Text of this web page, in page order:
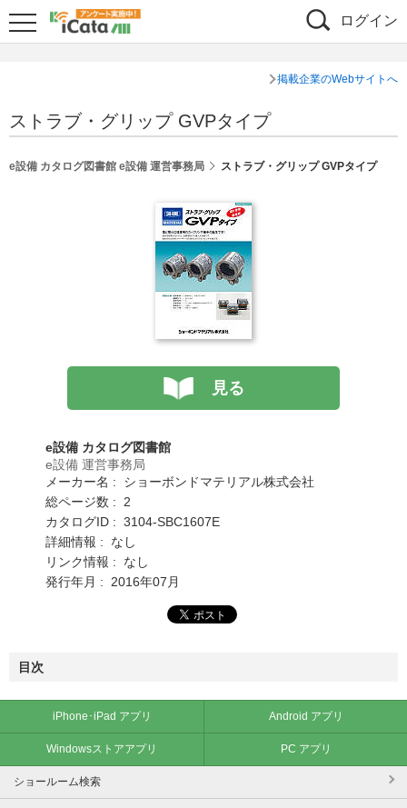
ログイン
掲載企業のWebサイトへ
ストラブ・グリップ GVPタイプ
e設備 カタログ図書館 e設備 運営事務局 ストラブ・グリップ GVPタイプ
見る
e設備 カタログ図書館
e設備 運営事務局
メーカー名 : ショーボンドマテリアル株式会社
総ページ数 : 2
カタログID : 3104-SBC1607E
詳細情報 : なし
リンク情報 : なし
発行年月 : 2016年07月
目次
iPhone･iPad アプリ Android アプリ
Windowsストアアプリ PC アプリ
ショールーム検索